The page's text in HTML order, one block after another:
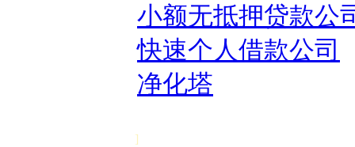
小额无抵押贷款公
快速个人借款公司
净化塔
]